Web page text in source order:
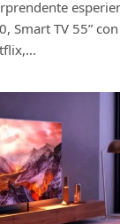
Smart TV 55”